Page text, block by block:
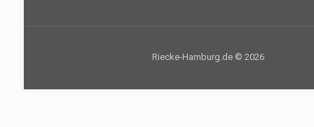
Riecke-Hamburg.de © 2026